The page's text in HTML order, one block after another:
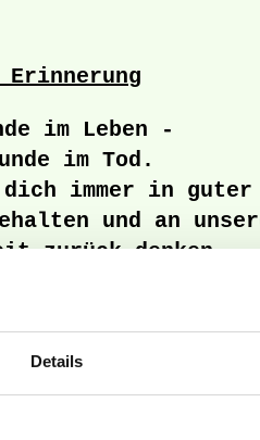
Details
im Leben -
im Tod.
dich immer in guter
und an
zurück denken.
ist unser
Konrad Eberlein
von uns gegangen.